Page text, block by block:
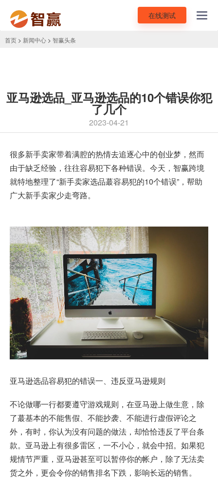
在线测试
首页 > 新闻中心 > 智赢头条
亚马逊选品_亚马逊选品的10个错误你犯
了几个
2023-04-21
很多新手卖家带着满腔的热情去追逐心中的创业梦，然而
由于缺乏经验，往往容易犯下各种错误。今天，智赢跨境
就特地整理了“新手卖家选品蕞容易犯的10个错误”，帮助
广大新手卖家少走弯路。
亚马逊选品容易犯的错误一、违反亚马逊规则
不论做哪一行都要遵守游戏规则，在亚马逊上做生意，除
了蕞基本的不能售假、不能抄袭、不能进行虚假评论之
外，有时，你认为没有问题的做法，却恰恰违反了平台条
款。亚马逊上有很多雷区，一不小心，就会中招。如果犯
规情节严重，亚马逊甚至可以暂停你的帐户，除了无法卖
货之外，更会令你的销售排名下跌，影响长远的销售。